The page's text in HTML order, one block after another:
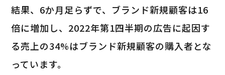
結果、6か月足らずで、ブランド新規顧客は16
倍に増加し、2022年第1四半期の広告に起因す
る売上の34%はブランド新規顧客の購入者とな
っています。